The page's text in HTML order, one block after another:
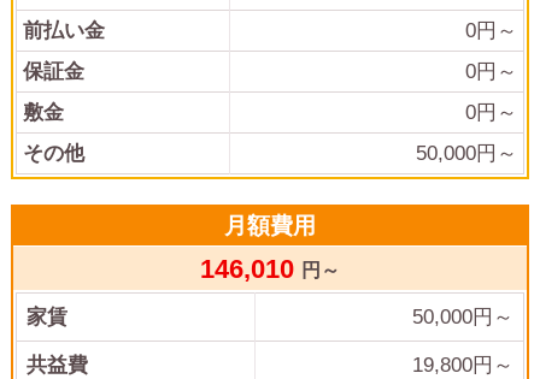
前払い金
0円～
保証金
0円～
敷金
0円～
その他
50,000円～
月額費用
146,010 円～
家賃 50,000円～
共益費 19,800円～